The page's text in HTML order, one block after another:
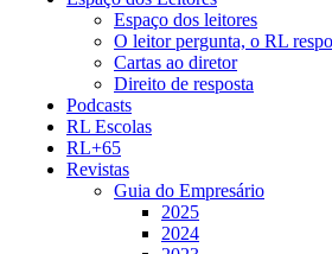
Espaço dos leitores
O leitor pergunta, o RL
Cartas ao diretor
Direito de resposta
Podcasts
RL Escolas
RL+65
Revistas
Guia do Empresário
2025
2024